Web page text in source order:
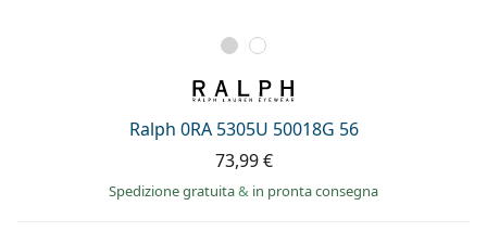
Ralph 0RA 5305U 50018G 56
73,99 €
Spedizione gratuita& in pronta consegna